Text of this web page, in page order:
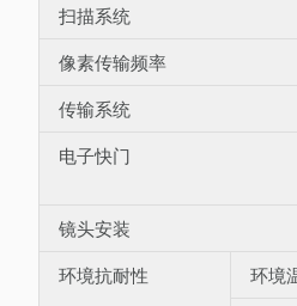
扫描系统
像素传输频率
传输系统
电子快门
镜头安装
环境抗耐性
环境